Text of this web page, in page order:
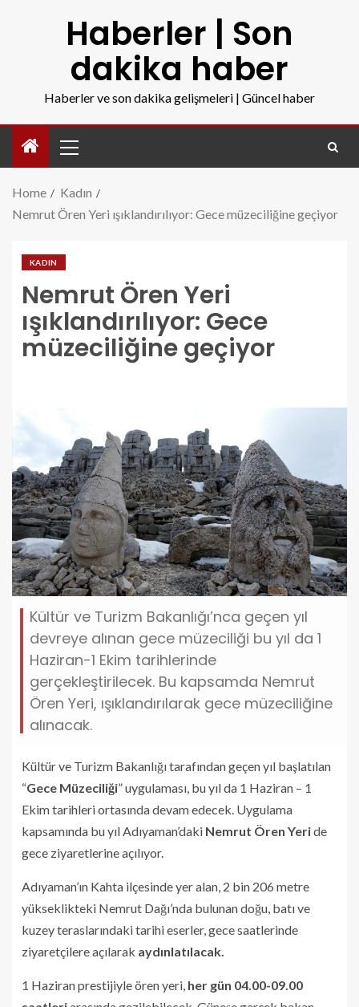
Haberler | Son
dakika haber
Haberler ve son dakika gelişmeleri | Güncel haber
Home
Kadın
Nemrut Ören Yeri ışıklandırılıyor: Gece müzeciliğine geçiyor
KADIN
Nemrut Ören Yeri
ışıklandırılıyor: Gece
müzeciliğine geçiyor
Kültür ve Turizm Bakanlığı’nca geçen yıl
devreye alınan gece müzeciliği bu yıl da 1
Haziran-1 Ekim tarihlerinde
gerçekleştirilecek. Bu kapsamda Nemrut
Ören Yeri, ışıklandırılarak gece müzeciliğine
alınacak.
Kültür ve Turizm Bakanlığı tarafından geçen yıl başlatılan
“Gece Müzeciliği” uygulaması, bu yıl da 1 Haziran – 1
Ekim tarihleri ortasında devam edecek. Uygulama
kapsamında bu yıl Adıyaman’daki Nemrut Ören Yeride
gece ziyaretlerine açılıyor.
Adıyaman’ın Kahta ilçesinde yer alan, 2 bin 206 metre
yükseklikteki Nemrut Dağı’nda bulunan doğu, batı ve
kuzey teraslarındaki tarihi eserler, gece saatlerinde
ziyaretçilere açılarak aydınlatılacak.
1 Haziran prestijiyle ören yeri, her gün 04.00-09.00